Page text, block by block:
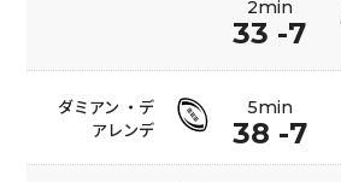
2min
33 -7
ダミアン ・デ
アレンデ
5min
38 -7